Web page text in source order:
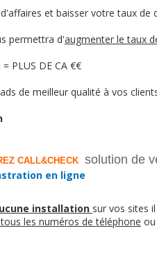
et baisser votre taux
permettra d'augmenter le taux
PLUS DE CA €€
de meilleur qualité à vos
CALL&CHECK solution de
en ligne
installation sur vos sites
tous les numéros de téléphone